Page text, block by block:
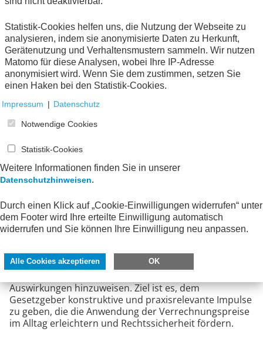
Wissenschaft. Welche inhaltlichen Schwerpunkte
möchten Sie künftig setzen, um diesen Austausch
weiter zu stärken und praxisrelevante Impulse zu
geben?
Christian Danner: Ich möchte den Fokus noch stärker
rechtssicherer Regelungen legen, die sowohl den
Bedürfnissen der Unternehmen als auch den
Anforderungen der Finanzverwaltung gerecht werden.
Der Arbeitskreis bietet seit vielen Jahren einen
geeigneten Rahmen, um unterschiedliche fachliche
Perspektiven offen auszutauschen und die jeweiligen
Herausforderungen besser zu verstehen. Diesen
der Praxis früh in die Ausgestaltung administrativer
Vorgaben einfließen können.
Gesetzesinitiativen und regulatorische Entwicklungen
noch früher zu identifizieren und qualifiziert zu
Auswirkungen hinzuweisen. Ziel ist es, dem
Gesetzgeber konstruktive und praxis­relevante Impulse
zu geben, die die Anwendung der Verrechnungspreise
im Alltag erleichtern und Rechtssicherheit fördern.
Statistik-Cookies helfen uns, die Nutzung der Webseite zu
analysieren, indem sie anonymisierte Daten zu Herkunft,
Gerätenutzung und Verhaltensmustern sammeln. Wir nutzen
Matomo für diese Analysen, wobei Ihre IP-Adresse
anonymisiert wird. Wenn Sie dem zustimmen, setzen Sie
einen Haken bei den Statistik-Cookies.
Impressum | Datenschutz
Notwendige Cookies
Statistik-Cookies
Weitere Informationen finden Sie in unserer
Datenschutzhinweisen.
Durch einen Klick auf „Cookie-Einwilligungen widerrufen“ unter
dem Footer wird Ihre erteilte Einwilligung automatisch
widerrufen und Sie können Ihre Einwilligung neu anpassen.
Alle Cookies akzeptieren OK